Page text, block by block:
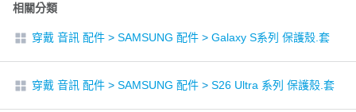
相關分類
穿戴 音訊 配件 > SAMSUNG 配件 > Galaxy S系列 保護殼.套
穿戴 音訊 配件 > SAMSUNG 配件 > S26 Ultra 系列 保護殼.套